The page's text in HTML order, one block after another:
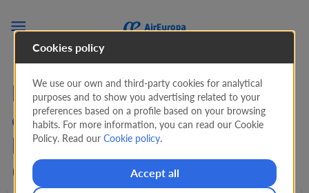

Procure Ofertas em Voos
de Bruxelas para
Lanzarote (BRU - ACE) de
656 EUR
Cookies policy
We use our own and third-party cookies for analytical
purposes and to show you advertising related to your
preferences based on a profile based on your browsing
habits. For more information, you can read our Cookie
Policy. Read ourCookie policy.
Accept all